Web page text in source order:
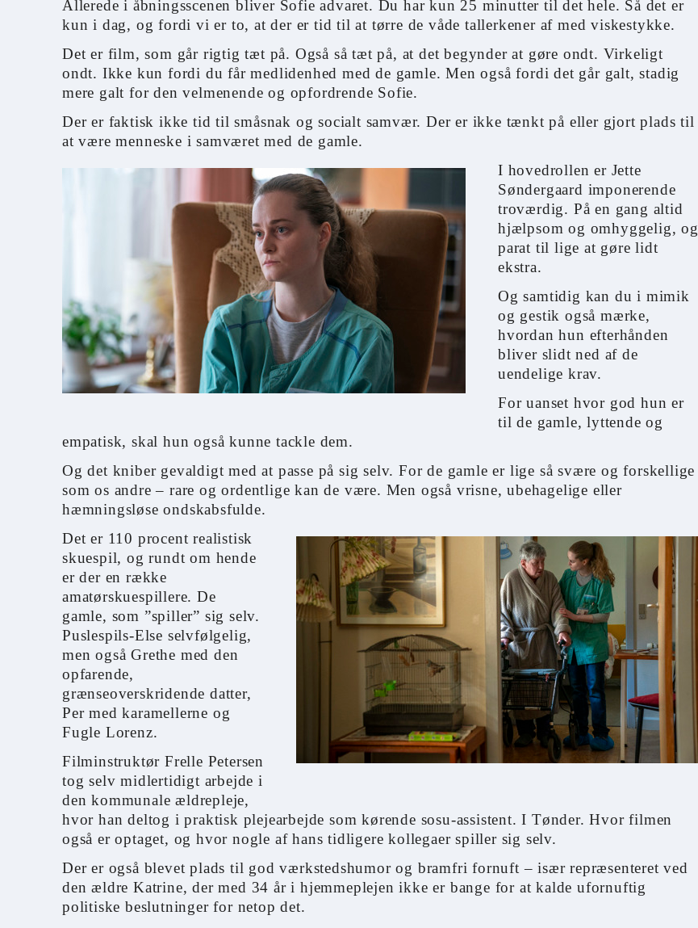
Allerede i åbningsscenen bliver Sofie advaret. Du har kun 25 minutter til det hele. Så det er
kun i dag, og fordi vi er to, at der er tid til at tørre de våde tallerkener af med viskestykke.
Det er film, som går rigtig tæt på. Også så tæt på, at det begynder at gøre ondt. Virkeligt
ondt. Ikke kun fordi du får medlidenhed med de gamle. Men også fordi det går galt, stadig
mere galt for den velmenende og opfordrende Sofie.
Der er faktisk ikke tid til småsnak og socialt samvær. Der er ikke tænkt på eller gjort plads til
at være menneske i samværet med de gamle.
I hovedrollen er Jette
Søndergaard imponerende
troværdig. På en gang altid
hjælpsom og omhyggelig, og
parat til lige at gøre lidt
ekstra.
Og samtidig kan du i mimik
og gestik også mærke,
hvordan hun efterhånden
bliver slidt ned af de
uendelige krav.
For uanset hvor god hun er
til de gamle, lyttende og
empatisk, skal hun også kunne tackle dem.
Og det kniber gevaldigt med at passe på sig selv. For de gamle er lige så svære og forskellige
som os andre – rare og ordentlige kan de være. Men også vrisne, ubehagelige eller
hæmningsløse ondskabsfulde.
Det er 110 procent realistisk
skuespil, og rundt om hende
er der en række
amatørskuespillere. De
gamle, som ”spiller” sig selv.
Puslespils-Else selvfølgelig,
men også Grethe med den
opfarende,
grænseoverskridende datter,
Per med karamellerne og
Fugle Lorenz.
Filminstruktør Frelle Petersen
tog selv midlertidigt arbejde i
den kommunale ældrepleje,
hvor han deltog i praktisk plejearbejde som kørende sosu-assistent. I Tønder. Hvor filmen
også er optaget, og hvor nogle af hans tidligere kollegaer spiller sig selv.
Der er også blevet plads til god værkstedshumor og bramfri fornuft – især repræsenteret ved
den ældre Katrine, der med 34 år i hjemmeplejen ikke er bange for at kalde ufornuftig
politiske beslutninger for netop det.